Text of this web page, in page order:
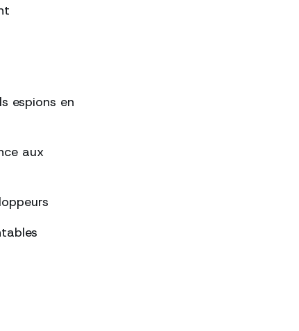
espions en
aux